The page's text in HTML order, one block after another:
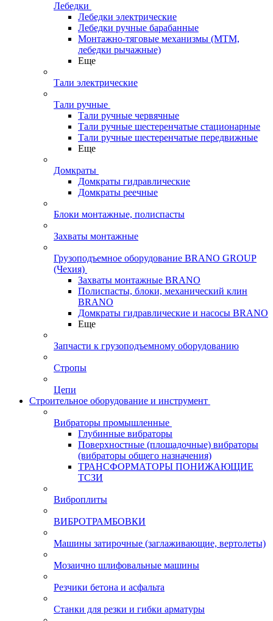
Лебедки
Лебедки электрические
Лебедки ручные барабанные
Монтажно-тяговые механизмы (МТМ,
лебедки рычажные)
Еще
Тали электрические
Тали ручные
Тали ручные червячные
Тали ручные шестеренчатые стационарные
Тали ручные шестеренчатые передвижные
Еще
Домкраты
Домкраты гидравлические
Домкраты реечные
Блоки монтажные, полиспасты
Захваты монтажные
Грузоподъемное оборудование BRANO GROUP
(Чехия)
Захваты монтажные BRANO
Полиспасты, блоки, механический клин
BRANO
Домкраты гидравлические и насосы BRANO
Еще
Запчасти к грузоподъемному оборудованию
Стропы
Цепи
Строительное оборудование и инструмент
Вибраторы промышленные
Глубинные вибраторы
Поверхностные (площадочные) вибраторы
(вибраторы общего назначения)
ТРАНСФОРМАТОРЫ ПОНИЖАЮЩИЕ
ТСЗИ
Виброплиты
ВИБРОТРАМБОВКИ
Машины затирочные (заглаживающие, вертолеты)
Мозаично шлифовальные машины
Резчики бетона и асфальта
Станки для резки и гибки арматуры